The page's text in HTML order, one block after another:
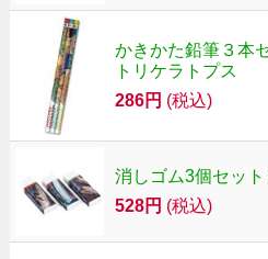
かきかた鉛筆３本
トリケラトプス
286円 (税込)
消しゴム3個セット
528円 (税込)